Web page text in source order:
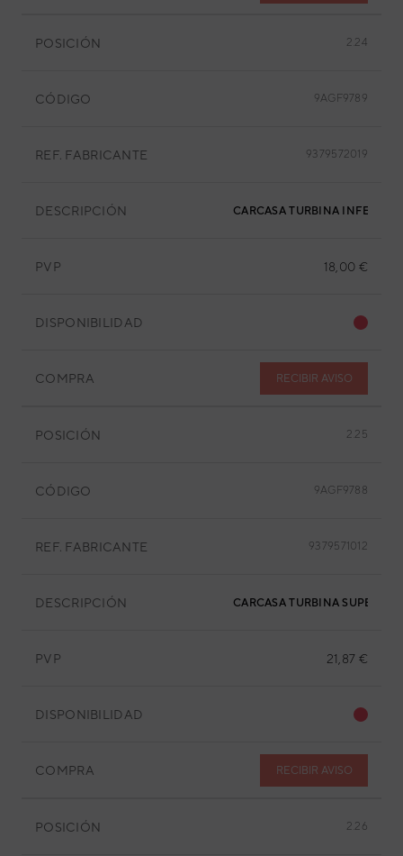
POSICIÓN 2.24
CÓDIGO 9AGF9789
REF. FABRICANTE 9379572019
DESCRIPCIÓN CARCASA TURBINA INFERIOR
PVP 18,00 €
DISPONIBILIDAD
COMPRA RECIBIR AVISO
POSICIÓN 2.25
CÓDIGO 9AGF9788
REF. FABRICANTE 9379571012
DESCRIPCIÓN CARCASA TURBINA SUPERIOR
PVP 21,87 €
DISPONIBILIDAD
COMPRA RECIBIR AVISO
POSICIÓN 2.26